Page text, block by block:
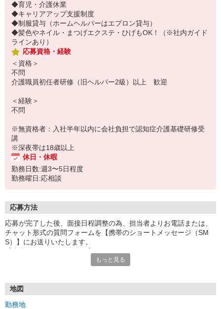
◆育児・介護休業
◆キャリアアップ支援制度
◆制服貸与（ホームヘルパーはエプロン貸与）
◆髪色やネイル・まつげエクステ・ひげもOK！（※社内ガイド
ラインあり）
応募資格・経験
＜資格＞
不問
介護職員初任者研修（旧ヘルパー2級）以上 歓迎
＜経験＞
不問
※無資格者：入社半年以内に会社負担で認知症介護基礎研修受
講
※深夜帯は18歳以上
休日・休暇
勤務日数:週3〜5日程度
勤務曜日:応相談
応募方法
応募が完了した後、面接日程調整の為、担当者よりお電話または、
チャット形式の質問フォームを【携帯のショートメッセージ（SM
S）】にお送りいたします。
1.応募…Webもしくはお電話より応募ください。
※実技試験はドライバーの職種のみとなります。
もっと見る
地図
勤務地